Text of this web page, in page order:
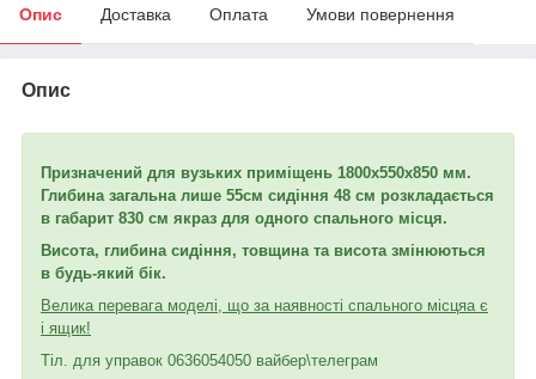
Опис Доставка Оплата Умови повернення
Опис
Призначений для вузьких приміщень 1800х550х850 мм.
Глибина загальна лише 55см сидіння 48 см розкладається
в габарит 830 см якраз для одного спального місця.
Висота, глибина сидіння, товщина та висота змінюються
в будь-який бік.
Велика перевага моделі, що за наявності спального місцяа є
і ящик!
Тіл. для управок 0636054050 вайбер\телеграм